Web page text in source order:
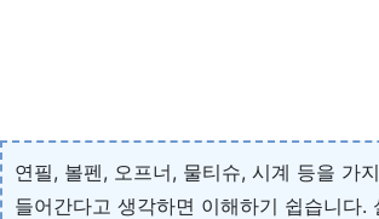
연필, 볼펜, 오프너, 물티슈, 시계 등을 가
들어간다고 생각하면 이해하기 쉽습니다.